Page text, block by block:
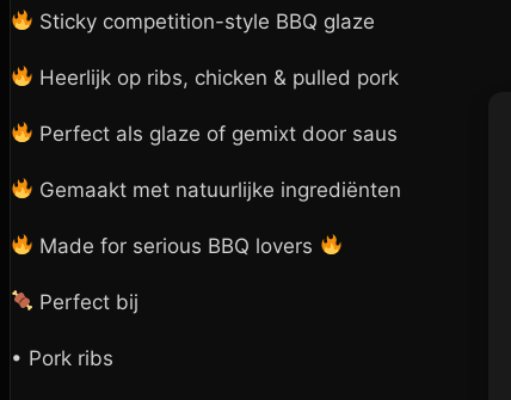
Sticky competition-style BBQ glaze
Heerlijk op ribs, chicken & pulled pork
Perfect als glaze of gemixt door saus
Gemaakt met natuurlijke ingrediënten
Made for serious BBQ lovers
Perfect bij
• Pork ribs